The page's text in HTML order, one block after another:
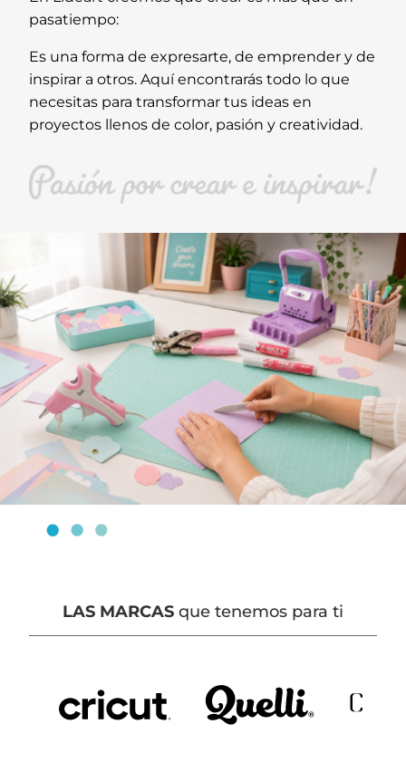
pasatiempo:
Es una forma de expresarte, de emprender y de
inspirar a otros. Aquí encontrarás todo lo que
necesitas para transformar tus ideas en
proyectos llenos de color, pasión y creatividad.
LAS MARCAS que tenemos para ti